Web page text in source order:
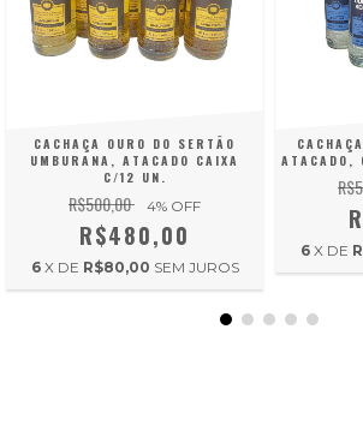
CACHAÇA OURO DO SERTÃO
UMBURANA, ATACADO CAIXA
C/12 UN.
R$500,00 4% OFF
R$480,00
6 X DE R$80,00 SEM JUROS
ATACADO,
6 X DE